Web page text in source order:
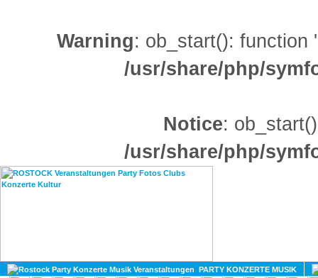
Warning: ob_start(): function
/usr/share/php/
Notice:
/usr/share/php/
PARTY KONZERTE MUSIK